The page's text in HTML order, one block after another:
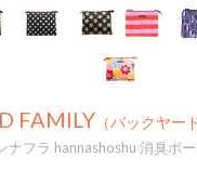
FAMILY （バックヤー
ナフラ hannashoshu 消臭ポ